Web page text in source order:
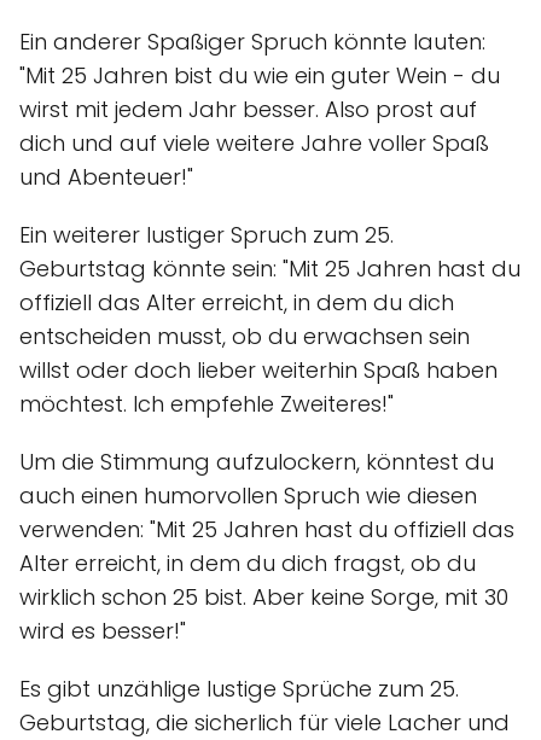
Ein anderer Spaßiger Spruch könnte lauten:
"Mit 25 Jahren bist du wie ein guter Wein - du
wirst mit jedem Jahr besser. Also prost auf
dich und auf viele weitere Jahre voller Spaß
und Abenteuer!"
Ein weiterer lustiger Spruch zum 25.
Geburtstag könnte sein: "Mit 25 Jahren hast du
offiziell das Alter erreicht, in dem du dich
entscheiden musst, ob du erwachsen sein
willst oder doch lieber weiterhin Spaß haben
möchtest. Ich empfehle Zweiteres!"
Um die Stimmung aufzulockern, könntest du
auch einen humorvollen Spruch wie diesen
verwenden: "Mit 25 Jahren hast du offiziell das
Alter erreicht, in dem du dich fragst, ob du
wirklich schon 25 bist. Aber keine Sorge, mit 30
wird es besser!"
Es gibt unzählige lustige Sprüche zum 25.
Geburtstag, die sicherlich für viele Lacher und